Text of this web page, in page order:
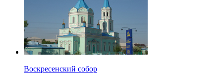
Воскресенский собор